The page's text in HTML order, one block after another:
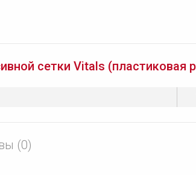
сетки Vitals (пластиковая
(0)